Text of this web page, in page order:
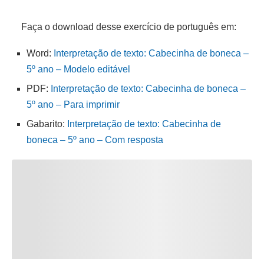
Faça o download desse exercício de português em:
Word: Interpretação de texto: Cabecinha de boneca –
5º ano – Modelo editável
PDF: Interpretação de texto: Cabecinha de boneca –
5º ano – Para imprimir
Gabarito: Interpretação de texto: Cabecinha de
boneca – 5º ano – Com resposta